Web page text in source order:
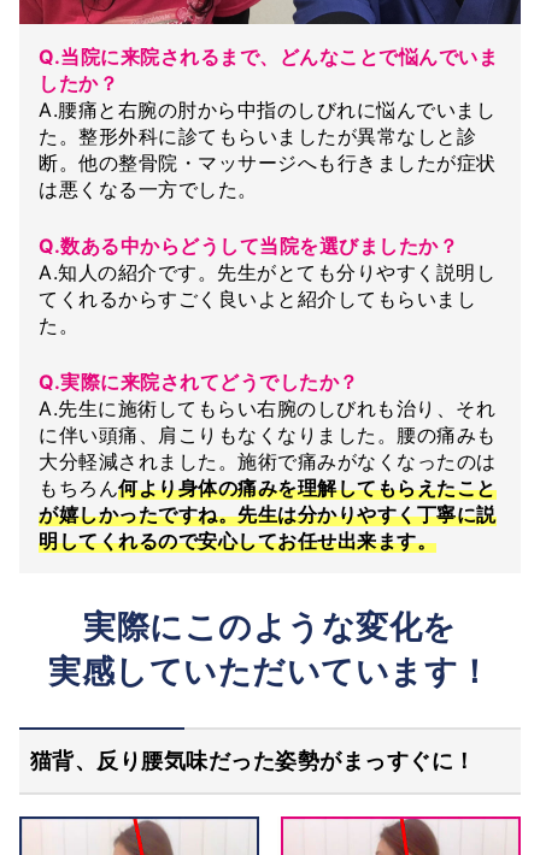
Q.当院に来院されるまで、どんなことで悩んでいま
したか？
A.腰痛と右腕の肘から中指のしびれに悩んでいまし
た。整形外科に診てもらいましたが異常なしと診
断。他の整骨院・マッサージへも行きましたが症状
は悪くなる一方でした。
Q.数ある中からどうして当院を選びましたか？
A.知人の紹介です。先生がとても分りやすく説明し
てくれるからすごく良いよと紹介してもらいまし
た。
Q.実際に来院されてどうでしたか？
A.先生に施術してもらい右腕のしびれも治り、それ
に伴い頭痛、肩こりもなくなりました。腰の痛みも
大分軽減されました。施術で痛みがなくなったのは
もちろん何より身体の痛みを理解してもらえたこと
が嬉しかったですね。先生は分かりやすく丁寧に説
明してくれるので安心してお任せ出来ます。
実際にこのような変化を
実感していただいています！
猫背、反り腰気味だった姿勢がまっすぐに！